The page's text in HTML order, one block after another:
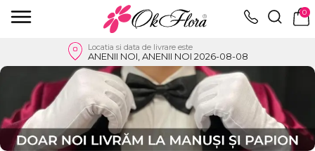
0
Locatia si data de livrare este
ANENII NOI, ANENII NOI 2026-08-08